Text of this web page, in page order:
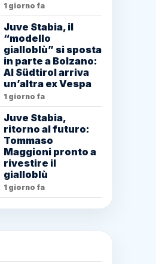
1 giorno fa
Juve Stabia, il
“modello
gialloblù” si sposta
in parte a Bolzano:
Al Südtirol arriva
un’altra ex Vespa
1 giorno fa
Juve Stabia,
ritorno al futuro:
Tommaso
Maggioni pronto a
rivestire il
gialloblù
1 giorno fa